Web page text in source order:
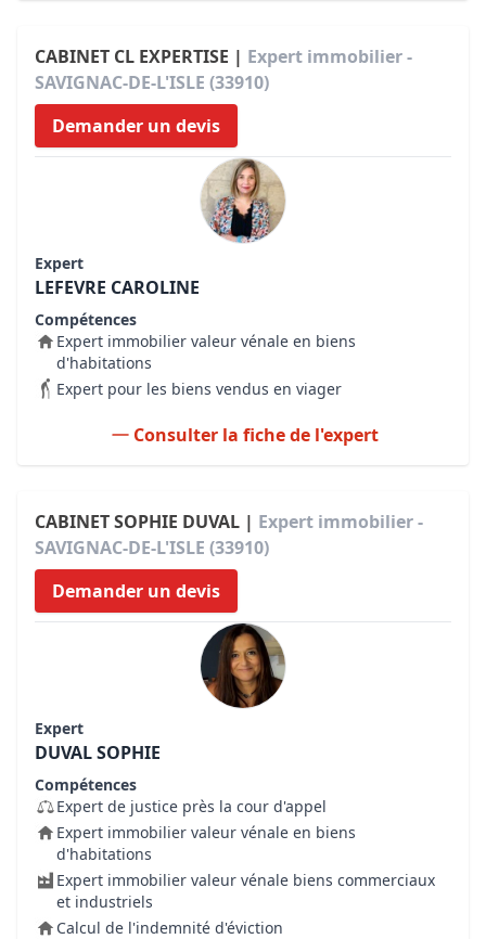
CABINET CL EXPERTISE | Expert immobilier -
SAVIGNAC-DE-L'ISLE (33910)
Demander un devis
Expert
LEFEVRE CAROLINE
Compétences
Expert immobilier valeur vénale en biens
d'habitations
Expert pour les biens vendus en viager
Consulter la fiche de l'expert
CABINET SOPHIE DUVAL | Expert immobilier -
SAVIGNAC-DE-L'ISLE (33910)
Demander un devis
Expert
DUVAL SOPHIE
Compétences
Expert de justice près la cour d'appel
Expert immobilier valeur vénale en biens
d'habitations
Expert immobilier valeur vénale biens commerciaux
et industriels
Calcul de l'indemnité d'éviction